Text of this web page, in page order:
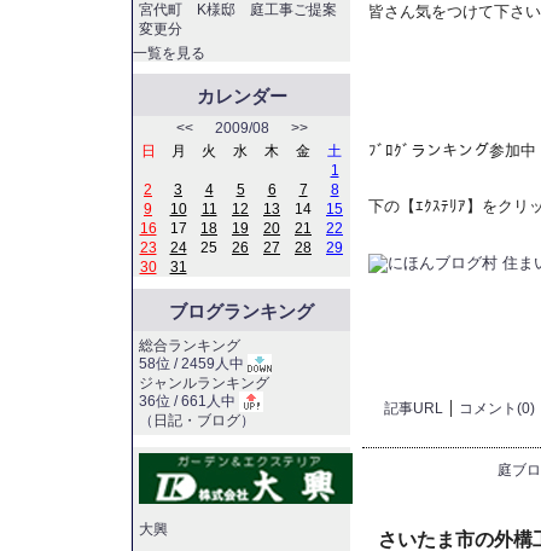
皆さん気をつけて下さ
ﾌﾞﾛｸﾞランキング参加中
下の【ｴｸｽﾃﾘｱ】をクリ
記事URL コメント(0)
庭ブ
さいたま市の外構
宮代町 K様邸 庭工事ご提案
変更分
一覧を見る
カレンダー
<<2009/08 >>
日
月 火 水 木 金
土
1
2
3 4 5 6 7
8
9
10 11 12 13 14
15
16
17 18 19 20 21
22
23
24 25 26 27 28
29
30
31
ブログランキング
総合ランキング
58位 / 2459人中
ジャンルランキング
36位 / 661人中
（ 日記・ブログ）
大興